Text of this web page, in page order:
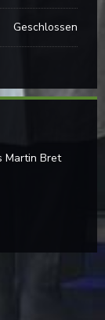
Geschlossen
Martin Bret
Fenster))
ein neues
((öffnet ein